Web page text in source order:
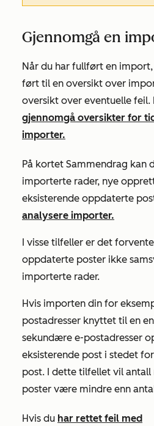
Gjennomgå en
Når du har fullført en
ført til en oversikt over
oversikt over eventuelle feil.
gjennomgå oversikter for
importer.
På kortet Sammendrag kan
importerte rader, nye
eksisterende oppdaterte
analysere importer.
I visse tilfeller er det
oppdaterte poster ikke
importerte rader.
Hvis importen din for
postadresser knyttet til en
sekundære e-postadresser
eksisterende post i stedet
post. I dette tilfellet vil
poster være mindre enn
Hvis du har rettet feil med